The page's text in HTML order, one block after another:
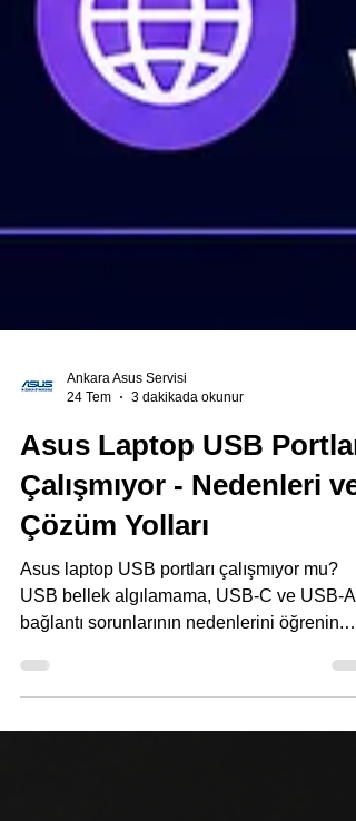
Ankara Asus Servisi
Asus Laptop USB Portları
Çalışmıyor - Nedenleri ve
Çözüm Yolları
Asus laptop USB portları çalışmıyor mu?
USB bellek algılamama, USB-C ve USB-A
Asus Teknik Servisi Ankara.